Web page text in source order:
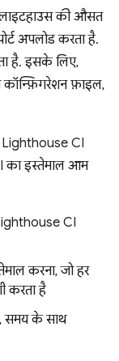
की औसत
अपलोड करता है.
है. इसके लिए,
कॉन्फ़िगरेशन फ़ाइल,
Lighthouse CI
का इस्तेमाल आम
CI
करना, जो हर
करता है
समय के साथ